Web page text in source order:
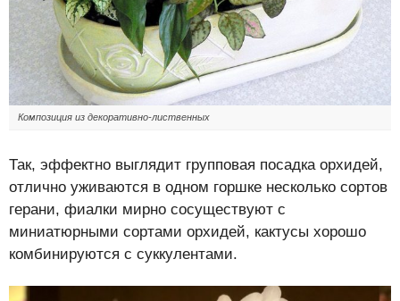
Композиция из декоративно-лиственных
Так, эффектно выглядит групповая посадка орхидей,
отлично уживаются в одном горшке несколько сортов
герани, фиалки мирно сосуществуют с
миниатюрными сортами орхидей, кактусы хорошо
комбинируются с суккулентами.